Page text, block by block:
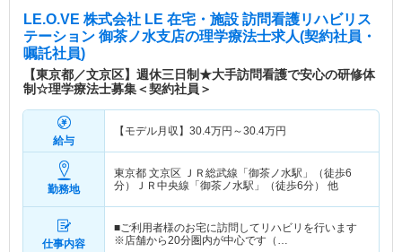
LE.O.VE 株式会社 LE 在宅・施設 訪問看護リハビリス
テーション 御茶ノ水支店の理学療法士求人(契約社員・
嘱託社員)
【東京都／文京区】週休三日制★大手訪問看護で安心の研修体
制☆理学療法士募集＜契約社員＞
給与
【モデル月収】 30.4万円～30.4万円
勤務地
東京都 文京区 ＪＲ総武線「御茶ノ水駅」（徒歩6
分）ＪＲ中央線「御茶ノ水駅」（徒歩6分） 他
仕事内容
■ご利用者様のお宅に訪問してリハビリを行います
※店舗から20分圏内が中心です（…